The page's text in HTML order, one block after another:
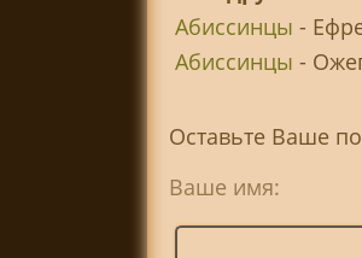
Абиссинцы -
Абиссинцы -
Оставьте Ваше
Ваше